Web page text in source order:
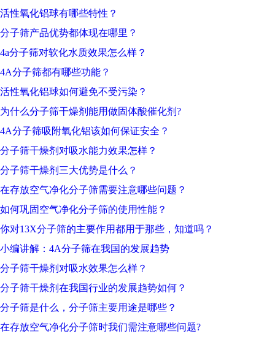
活性氧化铝球有哪些特性？
分子筛产品优势都体现在哪里？
4a分子筛对软化水质效果怎么样？
4A分子筛都有哪些功能？
活性氧化铝球如何避免不受污染？
为什么分子筛干燥剂能用做固体酸催化剂?
4A分子筛吸附氧化铝该如何保证安全？
分子筛干燥剂对吸水能力效果怎样？
分子筛干燥剂三大优势是什么？
在存放空气净化分子筛需要注意哪些问题？
如何巩固空气净化分子筛的使用性能？
你对13X分子筛的主要作用都用于那些，知道吗？
小编讲解：4A分子筛在我国的发展趋势
分子筛干燥剂对吸水效果怎么样？
分子筛干燥剂在我国行业的发展趋势如何？
分子筛是什么，分子筛主要用途是哪些？
在存放空气净化分子筛时我们需注意哪些问题?